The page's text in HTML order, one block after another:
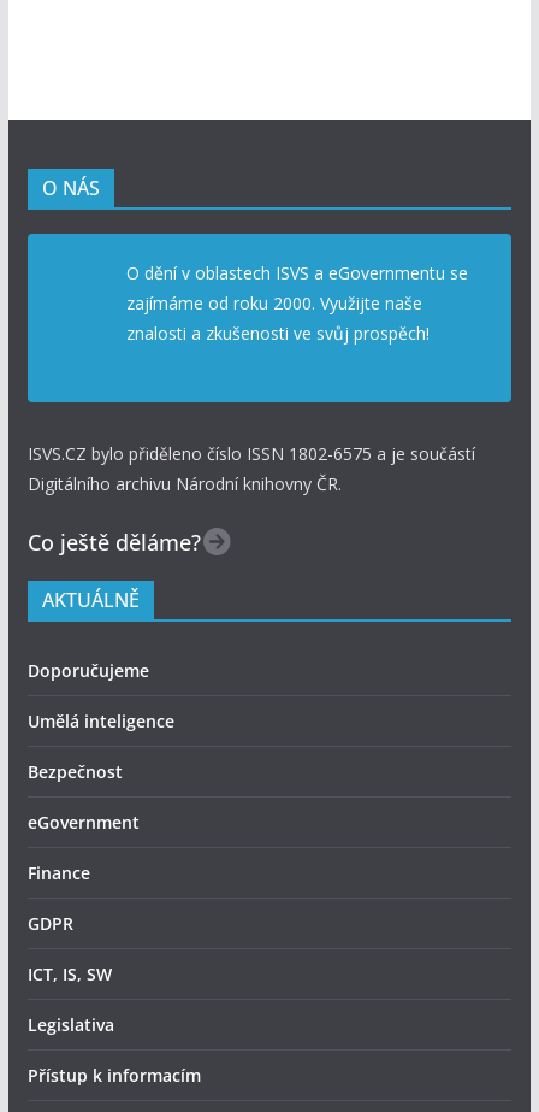
O NÁS
O dění v oblastech ISVS a eGovernmentu se
zajímáme od roku 2000. Využijte naše
znalosti a zkušenosti ve svůj prospěch!
ISVS.CZ bylo přiděleno číslo ISSN 1802-6575 a je součástí
Digitálního archivu Národní knihovny ČR.
Co ještě děláme?
AKTUÁLNĚ
Doporučujeme
Umělá inteligence
Bezpečnost
eGovernment
Finance
GDPR
ICT, IS, SW
Legislativa
Přístup k informacím